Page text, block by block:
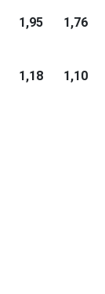
1,95 1,76
1,18 1,10